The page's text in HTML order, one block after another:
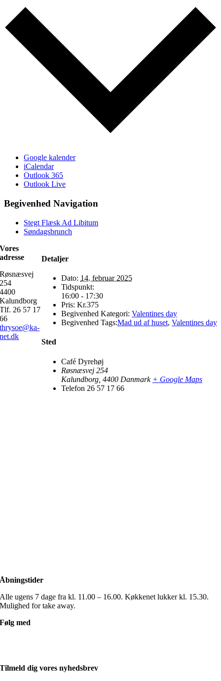
Google kalender
iCalendar
Outlook 365
Outlook Live
Begivenhed Navigation
Stegt Flæsk Ad Libitum
Søndagsbrunch
Detaljer
Dato: 14. februar 2025
Tidspunkt:
16:00 - 17:30
Pris: Kr.375
Begivenhed Kategori: Valentines day
Begivenhed Tags:Mad ud af huset, Valentines day
Sted
Café Dyrehøj
Røsnæsvej 254
Kalundborg 4400 Danmark + Google Maps
Telefon 26 57 17 66
Vores
adresse
Røsnæsvej
254
4400
Kalundborg
Tlf. 26 57 17
66
thrysoe@ka-
net.dk
Åbningstider
Alle ugens 7 dage fra kl. 11.00 – 16.00. Køkkenet lukker kl. 15.30.
Mulighed for take away.
Følg med
Tilmeld dig vores nyhedsbrev